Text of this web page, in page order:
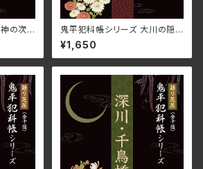
の次
鬼平犯科帳シリーズ 大川の隠
居 DLBK-204(仕様:CD)
¥1,650